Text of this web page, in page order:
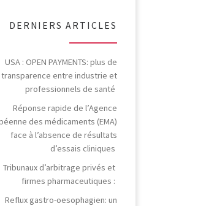
DERNIERS ARTICLES
USA : OPEN PAYMENTS: plus de
transparence entre industrie et
professionnels de santé
Réponse rapide de l’Agence
des médicaments (EMA)
face à l’absence de résultats
d’essais cliniques
Tribunaux d’arbitrage privés et
firmes pharmaceutiques :
Reflux gastro-oesophagien: un